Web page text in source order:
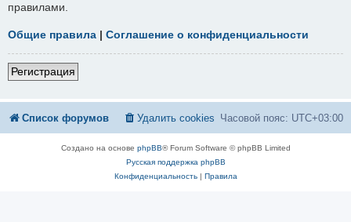
правилами.
Общие правила | Соглашение о конфиденциальности
Регистрация
Список форумов Часовой пояс: UTC+03:00
Удалить cookies
Создано на основе phpBB® Forum Software © phpBB Limited
Русская поддержка phpBB
Конфиденциальность| Правила